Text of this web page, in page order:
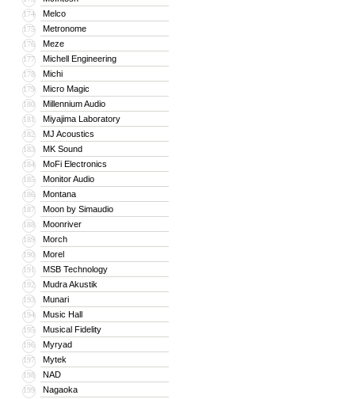
174 Melco
175 Metronome
176 Meze
177 Michell Engineering
178 Michi
179 Micro Magic
180 Millennium Audio
181 Miyajima Laboratory
182 MJ Acoustics
183 MK Sound
184 MoFi Electronics
185 Monitor Audio
186 Montana
187 Moon by Simaudio
188 Moonriver
189 Morch
190 Morel
191 MSB Technology
192 Mudra Akustik
193 Munari
194 Music Hall
195 Musical Fidelity
196 Myryad
197 Mytek
198 NAD
199 Nagaoka